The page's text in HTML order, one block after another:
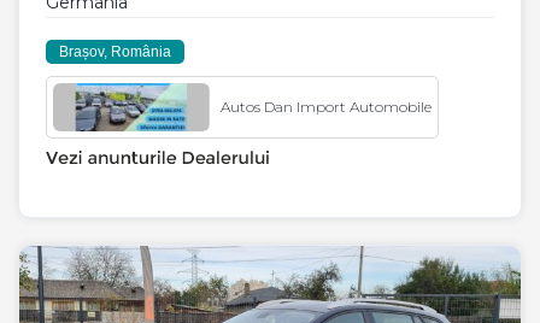
Brașov, România
Autos Dan Import Automobile